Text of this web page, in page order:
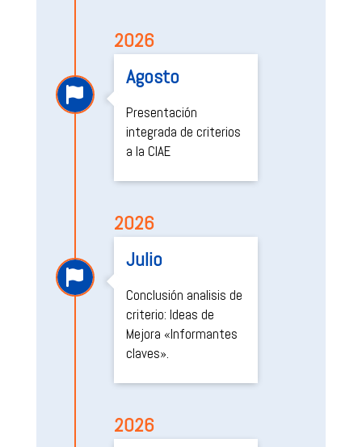
2026

Agosto
Presentación
integrada de criterios
a la CIAE
2026

Julio
Conclusión analisis de
criterio: Ideas de
Mejora «Informantes
claves».
2026